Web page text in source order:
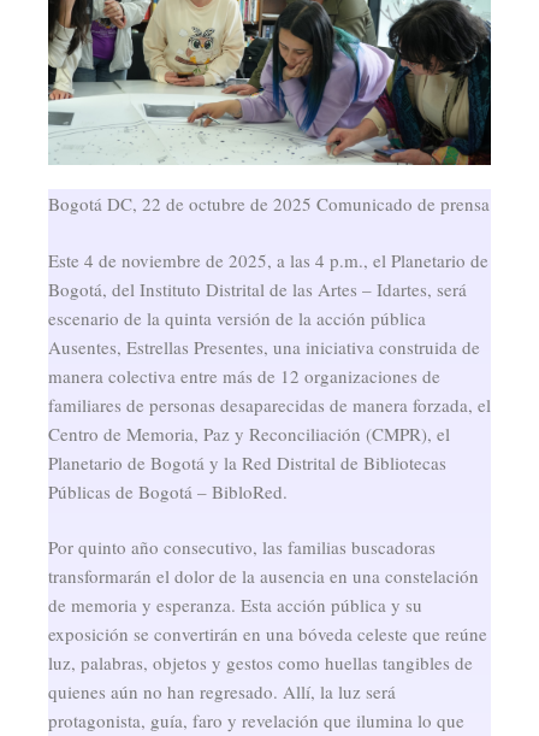
Bogotá DC, 22 de octubre de 2025 Comunicado de prensa
Este 4 de noviembre de 2025, a las 4 p.m., el Planetario de
Bogotá, del Instituto Distrital de las Artes – Idartes, será
escenario de la quinta versión de la acción pública
Ausentes, Estrellas Presentes, una iniciativa construida de
manera colectiva entre más de 12 organizaciones de
familiares de personas desaparecidas de manera forzada, el
Centro de Memoria, Paz y Reconciliación (CMPR), el
Planetario de Bogotá y la Red Distrital de Bibliotecas
Públicas de Bogotá – BibloRed.
Por quinto año consecutivo, las familias buscadoras
transformarán el dolor de la ausencia en una constelación
de memoria y esperanza. Esta acción pública y su
exposición se convertirán en una bóveda celeste que reúne
luz, palabras, objetos y gestos como huellas tangibles de
quienes aún no han regresado. Allí, la luz será
protagonista, guía, faro y revelación que ilumina lo que